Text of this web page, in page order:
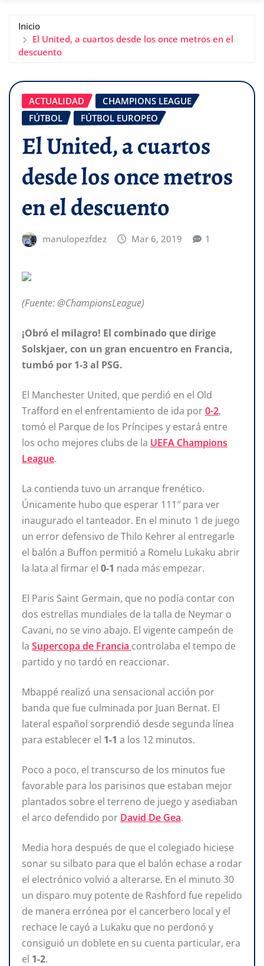
Inicio
El United, a cuartos desde los once metros en el
descuento
ACTUALIDAD
CHAMPIONS LEAGUE
FÚTBOL
FÚTBOL EUROPEO
El United, a cuartos
desde los once metros
en el descuento
manulopezfdez Mar 6, 2019 1
(Fuente: @ChampionsLeague)
¡Obró el milagro! El combinado que dirige
Solskjaer, con un gran encuentro en Francia,
tumbó por 1-3 al PSG.
El Manchester United, que perdió en el Old
Trafford en el enfrentamiento de ida por0-2,
tomó el Parque de los Príncipes y estará entre
los ocho mejores clubs de la UEFA Champions
League.
La contienda tuvo un arranque frenético.
Únicamente hubo que esperar 111″ para ver
inaugurado el tanteador. En el minuto 1 de juego
un error defensivo de Thilo Kehrer al entregarle
el balón a Buffon permitió a Romelu Lukaku abrir
la lata al firmar el 0-1 nada más empezar.
El Paris Saint Germain, que no podía contar con
dos estrellas mundiales de la talla de Neymar o
Cavani, no se vino abajo. El vigente campeón de
la Supercopa de Francia controlaba el tempo de
partido y no tardó en reaccionar.
Mbappé realizó una sensacional acción por
banda que fue culminada por Juan Bernat. El
lateral español sorprendió desde segunda línea
para establecer el 1-1 a los 12 minutos.
Poco a poco, el transcurso de los minutos fue
favorable para los parisinos que estaban mejor
plantados sobre el terreno de juego y asediaban
el arco defendido por David De Gea.
Media hora después de que el colegiado hiciese
sonar su silbato para que el balón echase a rodar
el electrónico volvió a alterarse. En el minuto 30
un disparo muy potente de Rashford fue repelido
de manera errónea por el cancerbero local y el
rechace le cayó a Lukaku que no perdonó y
consiguió un doblete en su cuenta particular, era
el 1-2.